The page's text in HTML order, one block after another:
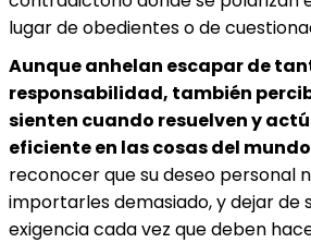
lugar de obedientes o de
Aunque anhelan escapar de
responsabilidad, también
sienten cuando resuelven y
eficiente en las cosas del
reconocer que su deseo personal
importarles demasiado, y dejar de
exigencia cada vez que deben